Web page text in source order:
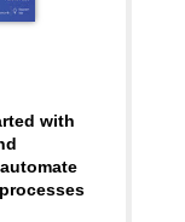
with